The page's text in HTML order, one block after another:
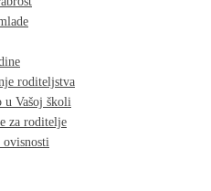
roditeljstva
u Vašoj školi
za roditelje
ovisnosti